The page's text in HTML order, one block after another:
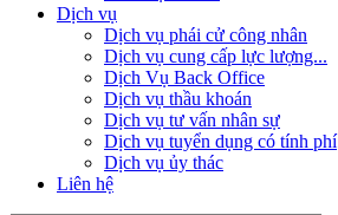
Dịch vụ
Dịch vụ phái cử công nhân
Dịch vụ cung cấp lực lượng...
Dịch Vụ Back Office
Dịch vụ thầu khoán
Dịch vụ tư vấn nhân sự
Dịch vụ tuyển dụng có tính phí
Dịch vụ ủy thác
Liên hệ